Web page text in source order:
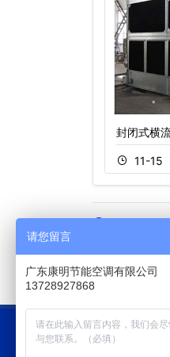
封闭式横
11-15
其他品牌
请您留言
广东康明节能空调有限公司
13728927868